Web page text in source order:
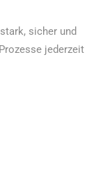
sicher und
jederzeit